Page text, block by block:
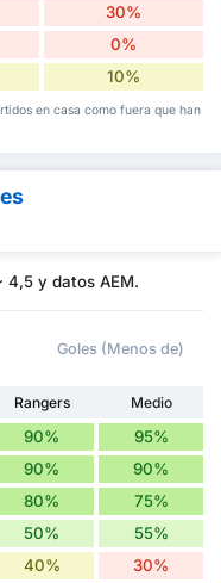
30%
0%
10%
en casa como fuera que han
4,5 y datos AEM.
Goles (Menos de)
Rangers
Medio
90% 95%
90% 90%
80% 75%
50% 55%
40% 30%